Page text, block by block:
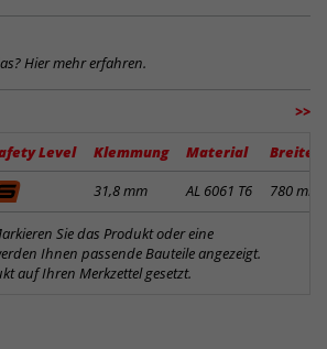
Hier mehr erfahren.
>>
Level Klemmung Material
Breite
31,8 mm AL 6061 T6 780 mm
Sie das Produkt oder eine
Ihnen passende Bauteile angezeigt.
auf Ihren Merkzettel gesetzt.